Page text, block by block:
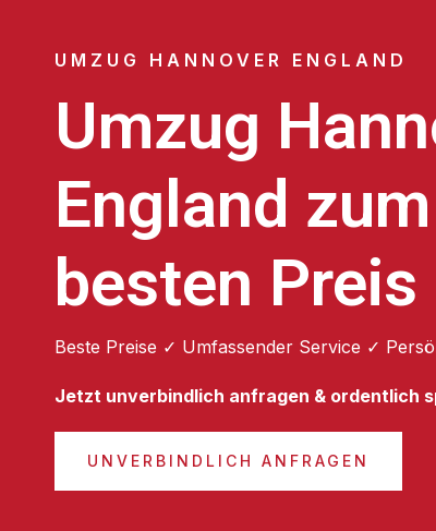
UMZUG HANNOVER ENGLAND
Umzug
England zum
besten Preis
Beste Preise ✓ Umfassender Service ✓
Jetzt unverbindlich anfragen & ordentlich
UNVERBINDLICH ANFRAGEN